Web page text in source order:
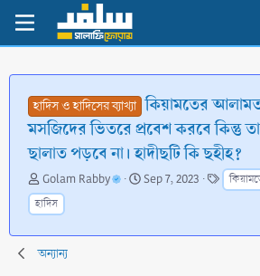
হাদিস ও হাদিসের ব্যাখ্যা কিয়ামতের
মসজিদের ভিতরে প্রবেশ করবে কিন্তু
ছালাত পড়বে না। হাদীছটি কি ছহীহ?
T
h
r
d
Golam Rabby
S
Sep 7, 2023
T
a
হাদিস
অন্যান্য